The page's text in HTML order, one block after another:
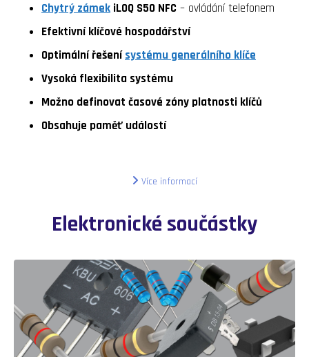
Chytrý zámek iLOQ S50 NFC – ovládání telefonem
Efektivní klíčové hospodářství
Optimální řešenísystému generálního klíče
Vysoká flexibilita systému
Možno definovat časové zóny platnosti klíčů
Obsahuje paměť událostí
Více informací
Elektronické součástky